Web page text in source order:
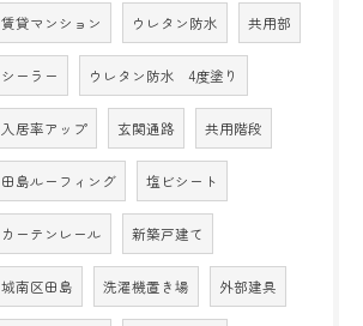
賃貸マンション ウレタン防水 共用部
シーラー ウレタン防水 4度塗り
入居率アップ 玄関通路 共用階段
田島ルーフィング 塩ビシート
カーテンレール 新築戸建て
城南区田島 洗濯機置き場 外部建具